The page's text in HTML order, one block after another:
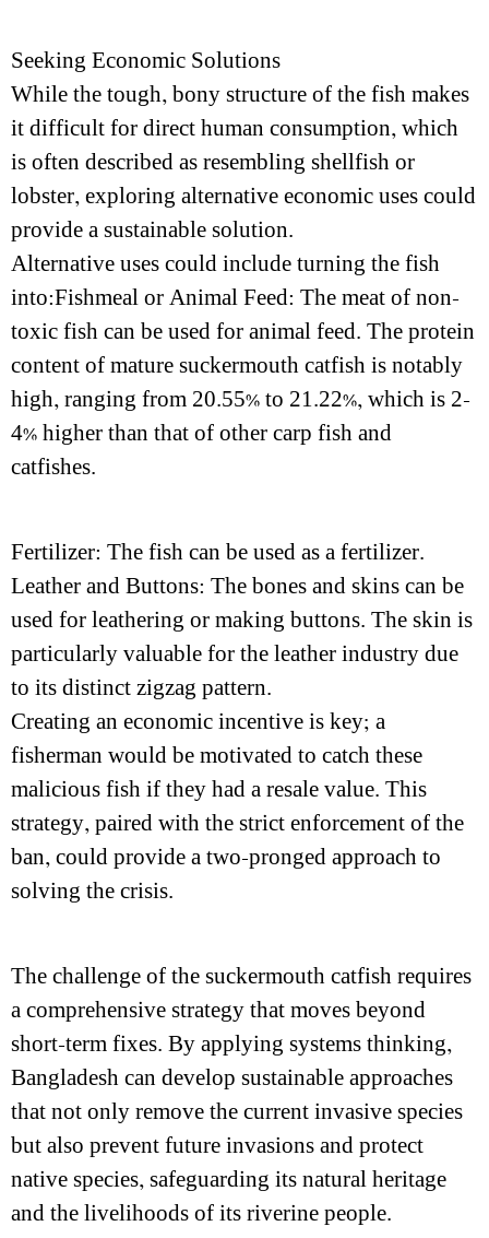
Seeking Economic Solutions
While the tough, bony structure of the fish makes
it difficult for direct human consumption, which
is often described as resembling shellfish or
lobster, exploring alternative economic uses could
provide a sustainable solution.
Alternative uses could include turning the fish
into:Fishmeal or Animal Feed: The meat of non-
toxic fish can be used for animal feed. The protein
content of mature suckermouth catfish is notably
high, ranging from 20.55% to 21.22%, which is 2-
4% higher than that of other carp fish and
catfishes.
Fertilizer: The fish can be used as a fertilizer.
Leather and Buttons: The bones and skins can be
used for leathering or making buttons. The skin is
particularly valuable for the leather industry due
to its distinct zigzag pattern.
Creating an economic incentive is key; a
fisherman would be motivated to catch these
malicious fish if they had a resale value. This
strategy, paired with the strict enforcement of the
ban, could provide a two-pronged approach to
solving the crisis.
The challenge of the suckermouth catfish requires
a comprehensive strategy that moves beyond
short-term fixes. By applying systems thinking,
Bangladesh can develop sustainable approaches
that not only remove the current invasive species
but also prevent future invasions and protect
native species, safeguarding its natural heritage
and the livelihoods of its riverine people.